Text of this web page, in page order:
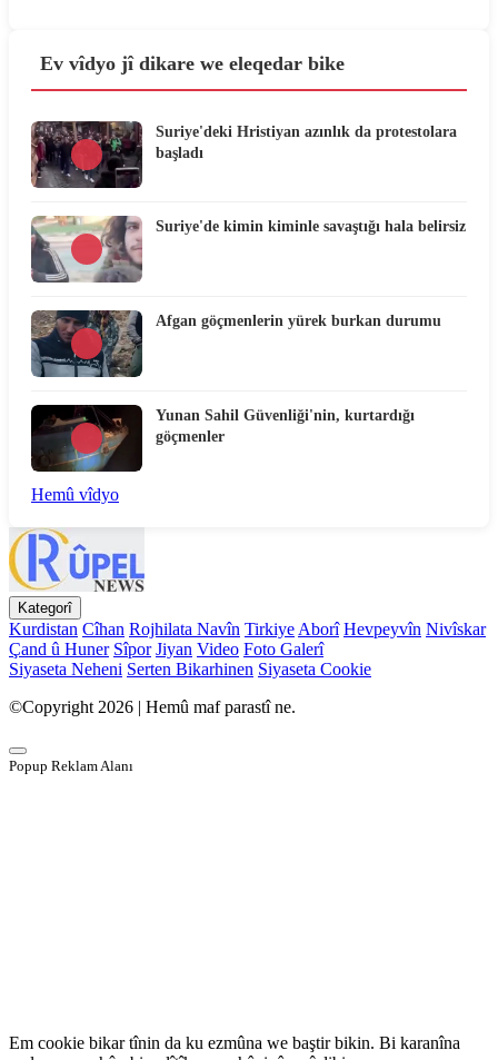
Ev vîdyo jî dikare we eleqedar bike
Suriye'deki Hristiyan azınlık da protestolara
başladı
Suriye'de kimin kiminle savaştığı hala belirsiz
Afgan göçmenlerin yürek burkan durumu
Yunan Sahil Güvenliği'nin, kurtardığı
göçmenler
Hemû vîdyo
Kategorî
Kurdistan Cîhan Rojhilata Navîn TirkiyeAborî Hevpeyvîn Nivîskar
Çand û Huner Sîpor Jiyan Video Foto Galerî
Siyaseta Neheni Serten Bikarhinen Siyaseta Cookie
©Copyright 2026 | Hemû maf parastî ne.
Popup Reklam Alanı
Em cookie bikar tînin da ku ezmûna we baştir bikin. Bi karanîna